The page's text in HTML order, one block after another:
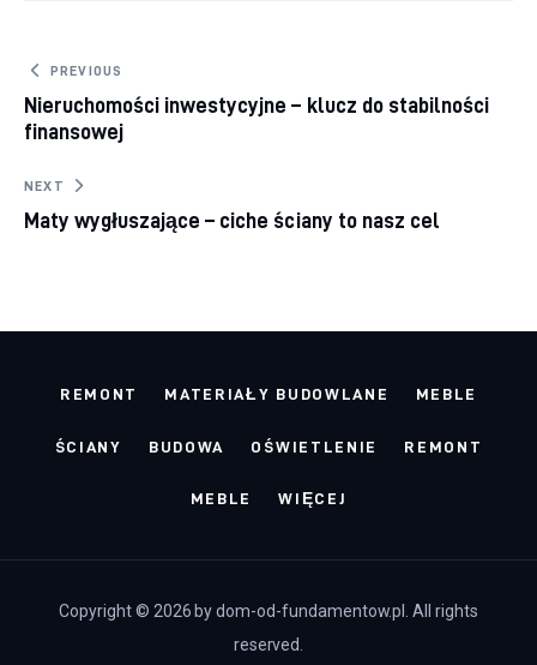
Nawigacja
wpisu
PREVIOUS
Nieruchomości inwestycyjne – klucz do stabilności
finansowej
NEXT
Maty wygłuszające – ciche ściany to nasz cel
REMONT MATERIAŁY BUDOWLANE MEBLE
ŚCIANY BUDOWA OŚWIETLENIE REMONT
MEBLE WIĘCEJ
Copyright © 2026 by dom-od-fundamentow.pl. All rights
reserved.